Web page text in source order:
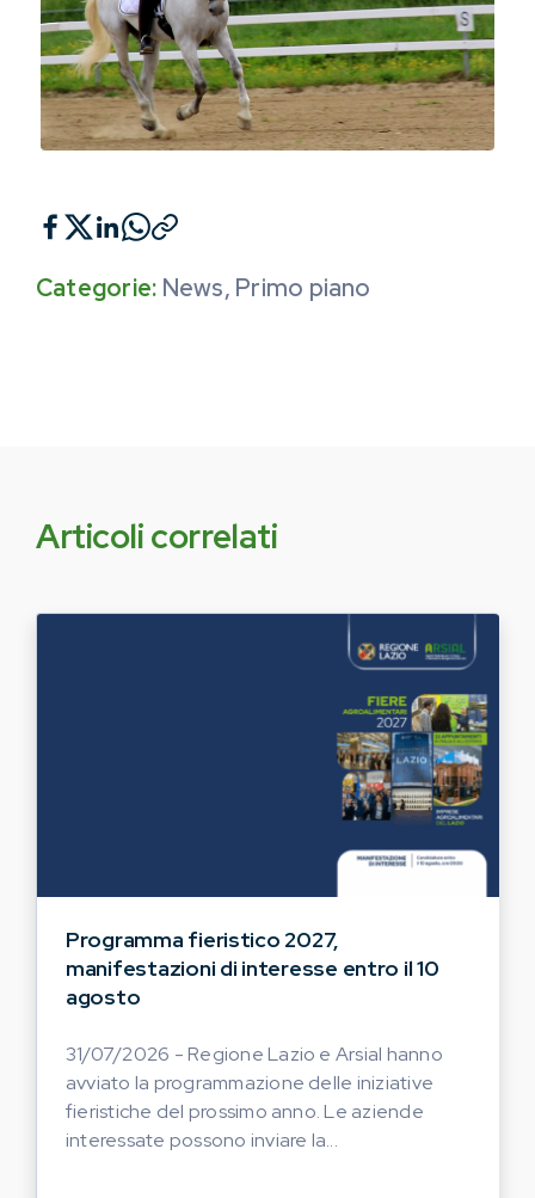
Categorie: News, Primo piano
Articoli correlati
Programma fieristico 2027,
manifestazioni di interesse entro il 10
agosto
31/07/2026 - Regione Lazio e Arsial hanno
avviato la programmazione delle iniziative
fieristiche del prossimo anno. Le aziende
interessate possono inviare la...